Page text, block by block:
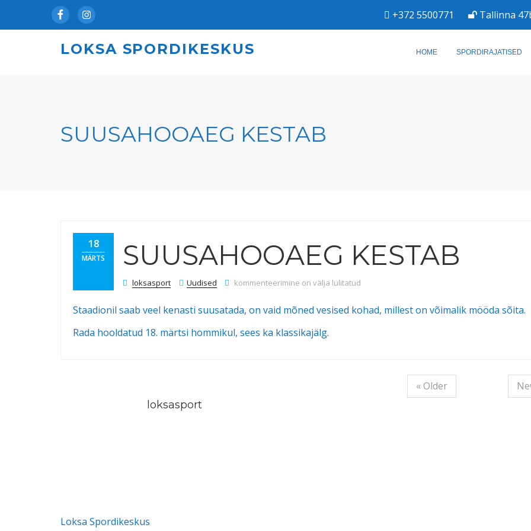
FacebookInstagram +372 5500771 Tallinna
LOKSA SPORDIKESKUS HOME SPORDIRAJATISED
SUUSAHOOAEG KESTAB
18
MÄRTS SUUSAHOOAEG KESTAB
loksasport Uudised Suusahooaeg kestab
kommenteerimine on välja lülitatud
Staadionil saab veel kenasti suusatada, on vaid mõned vesised kohad, millest on võimalik mööda sõita.
Rada hooldatud 18. märtsi hommikul, sees ka klassikajälg.
« Older
loksasport
Loksa Spordikeskus